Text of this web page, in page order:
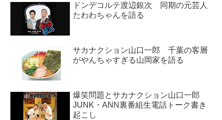
ドンデコルテ渡辺銀次 同期の元芸人
たわわちゃんを語る
サカナクション山口一郎 千葉の客層
がやんちゃすぎる山岡家を語る
爆笑問題とサカナクション山口一郎
JUNK・ANN裏番組生電話トーク書き
起こし